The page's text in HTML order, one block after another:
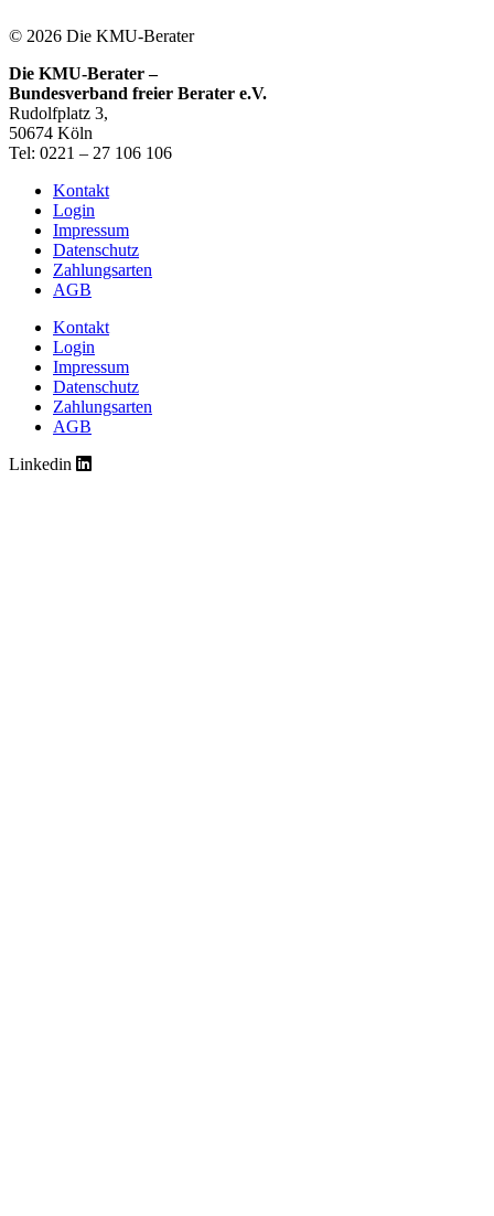
© 2026 Die KMU-Berater
Die KMU-Berater –
Bundesverband freier Berater e.V.
Rudolfplatz 3,
50674 Köln
Tel: 0221 – 27 106 106
Kontakt
Login
Impressum
Datenschutz
Zahlungsarten
AGB
Kontakt
Login
Impressum
Datenschutz
Zahlungsarten
AGB
Linkedin